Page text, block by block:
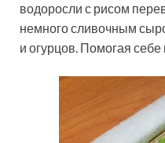
водоросли с рисом
немного сливочным
и огурцов. Помогая